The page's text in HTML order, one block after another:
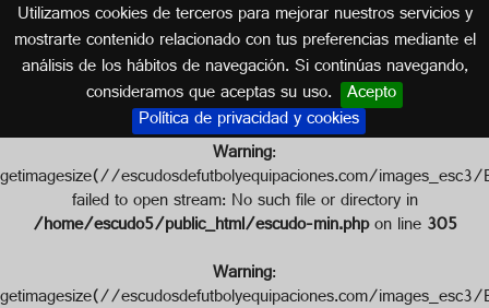
Utilizamos cookies de terceros para mejorar nuestros servicios y
mostrarte contenido relacionado con tus preferencias mediante el
análisis de los hábitos de navegación. Si continúas navegando,
consideramos que aceptas su uso. Acepto
Política de privacidad y cookies
Escudo de C.D. ARTENARA
ISLAS CANARIAS
Warning:
getimagesize(//escudosdefutbolyequipaciones.com/
failed to open stream: No such file or directory in
/home/escudo5/public_html/escudo-min.phpon line305
Warning:
getimagesize(//escudosdefutbolyequipaciones.com/